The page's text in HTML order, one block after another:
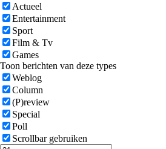
Actueel
Entertainment
Sport
Film & Tv
Games
Toon berichten van deze types
Weblog
Column
(P)review
Special
Poll
Scrollbar gebruiken